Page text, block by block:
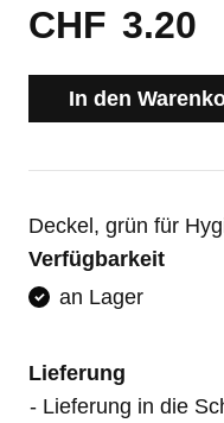
CHF 3.20
In den
Deckel, grün für
Verfügbarkeit
an Lager
Lieferung
Lieferung in die